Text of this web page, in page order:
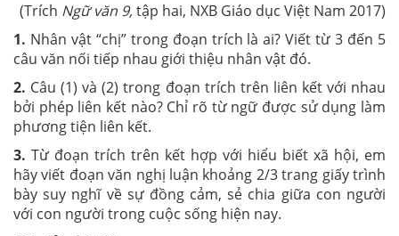
(Trích Ngữ văn 9,tập hai, NXB Giáo dục Việt Nam 2017)
1. Nhân vật “chị” trong đoạn trích là ai? Viết từ 3 đến 5
câu văn nối tiếp nhau giới thiệu nhân vật đó.
2. Câu (1) và (2) trong đoạn trích trên liên kết với nhau
bởi phép liên kết nào? Chỉ rõ từ ngữ được sử dụng làm
phương tiện liên kết.
3. Từ đoạn trích trên kết hợp với hiểu biết xã hội, em
hãy viết đoạn văn nghị luận khoảng 2/3 trang giấy trình
bày suy nghĩ về sự đồng cảm, sẻ chia giữa con người
với con người trong cuộc sống hiện nay.